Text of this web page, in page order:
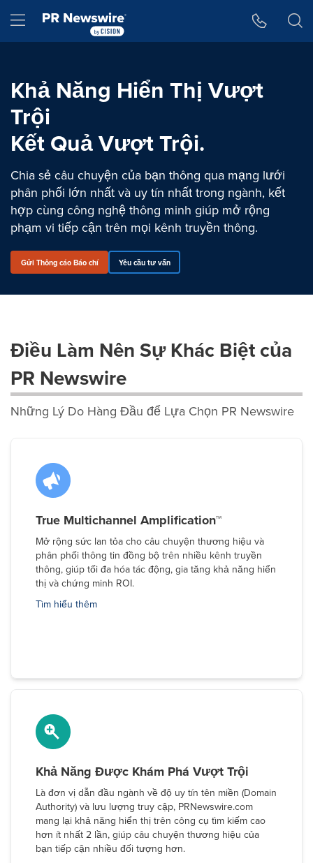
Hamburger menu
Khả Năng Hiển Thị Vượt
Trội
Kết Quả Vượt Trội.
Chia sẻ câu chuyện của bạn thông qua mạng lưới
phân phối lớn nhất và uy tín nhất trong ngành, kết
hợp cùng công nghệ thông minh giúp mở rộng
phạm vi tiếp cận trên mọi kênh truyền thông.
Gửi Thông cáo Báo chí Yêu cầu tư vấn
Điều Làm Nên Sự Khác Biệt của
PR Newswire
Những Lý Do Hàng Đầu để Lựa Chọn PR Newswire
True Multichannel Amplification™
Mở rộng sức lan tỏa cho câu chuyện thương hiệu và
phân phối thông tin đồng bộ trên nhiều kênh truyền
thông, giúp tối đa hóa tác động, gia tăng khả năng hiển
thị và chứng minh ROI.
Tìm hiểu thêm
Khả Năng Được Khám Phá Vượt Trội
Là đơn vị dẫn đầu ngành về độ uy tín tên miền (Domain
Authority) và lưu lượng truy cập, PRNewswire.com
mang lại khả năng hiển thị trên công cụ tìm kiếm cao
hơn ít nhất 2 lần, giúp câu chuyện thương hiệu của
bạn tiếp cận nhiều đối tượng hơn.